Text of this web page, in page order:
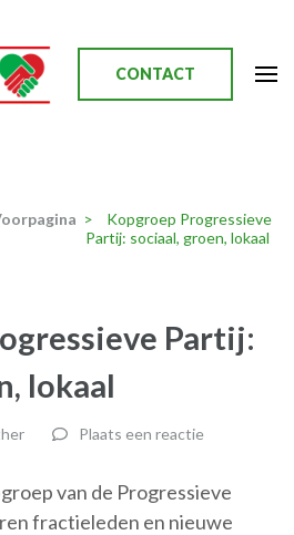
CONTACT
>
Kopgroep Progressieve
Partij: sociaal, groen, lokaal
Partij:
lokaal
Plaats een reactie
van de Progressieve
fractieleden en nieuwe